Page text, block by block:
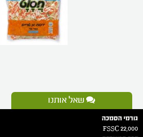
שאל אותנו
גורמי הסמכה
FSSC 22,000